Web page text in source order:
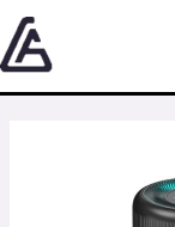
Aller
au
contenu